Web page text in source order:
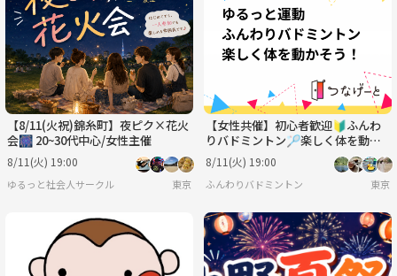
【8/11(火祝)錦糸町】夜ピク×花火
会🎆 20~30代中心/女性主催
8/11(火) 19:00
ゆるっと社会人サークル 東京
【女性共催】初心者歓迎🔰ふんわ
りバドミントン🏸楽しく体を動か
そう！
8/11(火) 19:00
ふんわりバドミントン 東京